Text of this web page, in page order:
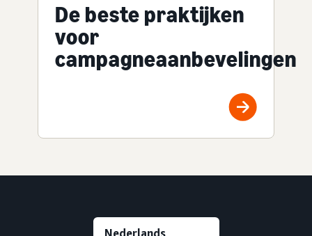
De beste praktijken
voor
campagneaanbevelingen